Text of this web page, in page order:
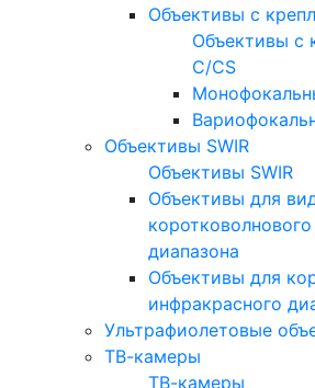
Объективы с
Объективы с
C/CS
Объективы SWIR
Объективы SWIR
Объективы для
диапазона
Объективы для
инфракрасного
Ультрафиолетовые
ТВ-камеры
ТВ-камеры